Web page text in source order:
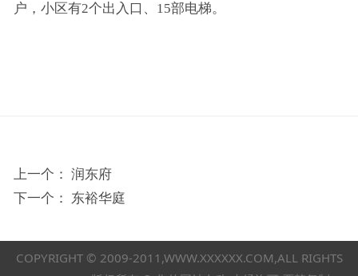
户，小区有2个出入口、15部电梯。
上一个： 润东府
下一个： 东裕华庭
COPYRIGHT © 2009-2011,WWW.XXXXXX.COM,ALL RIGHTS